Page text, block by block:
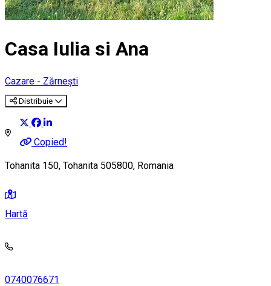
Casa Iulia si Ana
Cazare - Zărnești
Distribuie
Copied!
Tohanita 150, Tohanita 505800, Romania
Hartă
0740076671